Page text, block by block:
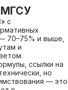
МГСУ
с
70–75% и выше,
и
ссылки на
но
— это